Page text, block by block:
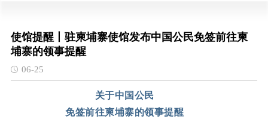
使馆提醒丨驻柬埔寨使馆发布中国公民免签前往柬
埔寨的领事提醒
06-25
关于中国公民
免签前往柬埔寨的领事提醒